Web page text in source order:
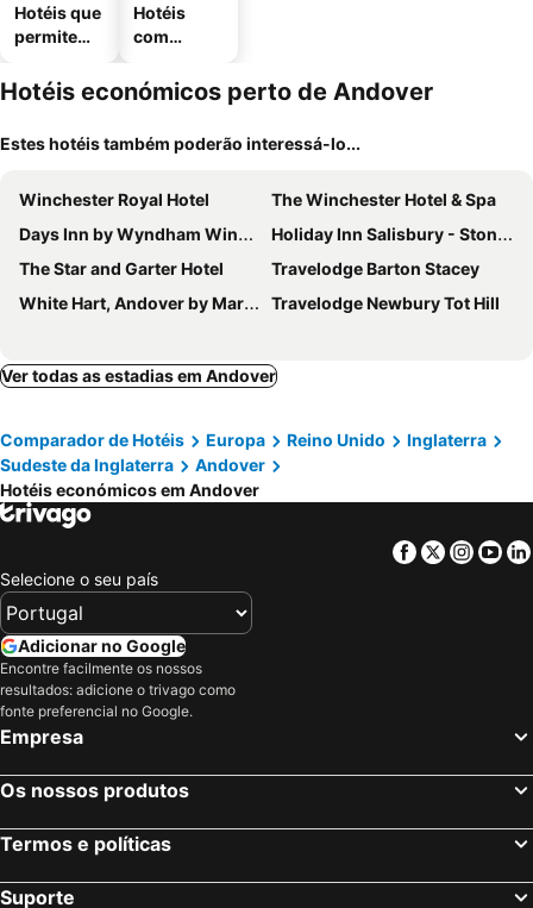
Hotéis que
permitem
Hotéis
com
mento
Hotéis económicos perto de Andover
Estes hotéis também poderão interessá-lo...
Winchester Royal Hotel
The Winchester Hotel & Spa
Days Inn by Wyndham Winchester M3
Holiday Inn Salisbury - Stonehenge By Ihg
The Star and Garter Hotel
Travelodge Barton Stacey
White Hart, Andover by Marston's Inns
Travelodge Newbury Tot Hill
Ver todas as estadias em Andover
Comparador de Hotéis Europa Reino Unido
Inglaterra
Sudeste da Inglaterra
Andover
Hotéis económicos em Andover
Facebook
Twitter
Selecione o seu país
Adicionar no Google
Encontre facilmente os nossos
resultados: adicione o trivago como
fonte preferencial no Google.
Empresa
Os nossos produtos
Termos e políticas
Suporte